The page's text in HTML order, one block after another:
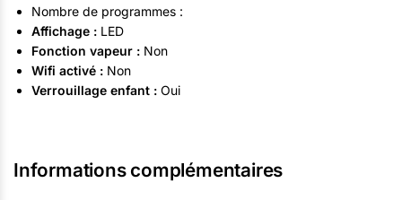
Nombre de programmes :
Affichage : LED
Fonction vapeur : Non
Wifi activé : Non
Verrouillage enfant : Oui
Informations complémentaires